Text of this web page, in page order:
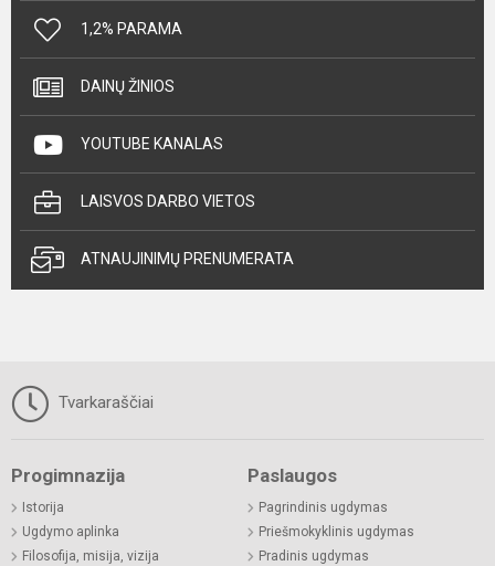
1,2% PARAMA
DAINŲ ŽINIOS
YOUTUBE KANALAS
LAISVOS DARBO VIETOS
ATNAUJINIMŲ PRENUMERATA
Tvarkaraščiai
Progimnazija
Istorija
Ugdymo aplinka
Filosofija, misija, vizija
Paslaugos
Pagrindinis ugdymas
Priešmokyklinis ugdymas
Pradinis ugdymas